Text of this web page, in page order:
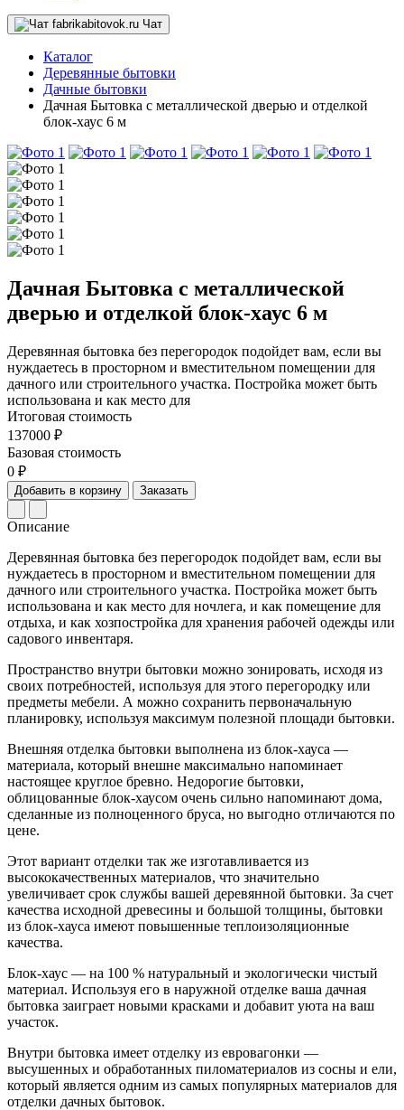
Чат
Каталог
Деревянные бытовки
Дачные бытовки
Дачная Бытовка с металлической дверью и отделкой
блок-хаус 6 м
Дачная Бытовка с металлической
дверью и отделкой блок-хаус 6 м
Деревянная бытовка без перегородок подойдет вам, если вы
нуждаетесь в просторном и вместительном помещении для
дачного или строительного участка. Постройка может быть
использована и как место для
Итоговая стоимость
137000 ₽
Базовая стоимость
0 ₽
Добавить в корзину Заказать
Описание
Деревянная бытовка без перегородок подойдет вам, если вы
нуждаетесь в просторном и вместительном помещении для
дачного или строительного участка. Постройка может быть
использована и как место для ночлега, и как помещение для
отдыха, и как хозпостройка для хранения рабочей одежды или
садового инвентаря.
Пространство внутри бытовки можно зонировать, исходя из
своих потребностей, используя для этого перегородку или
предметы мебели. А можно сохранить первоначальную
планировку, используя максимум полезной площади бытовки.
Внешняя отделка бытовки выполнена из блок-хауса —
материала, который внешне максимально напоминает
настоящее круглое бревно. Недорогие бытовки,
облицованные блок-хаусом очень сильно напоминают дома,
сделанные из полноценного бруса, но выгодно отличаются по
цене.
Этот вариант отделки так же изготавливается из
высококачественных материалов, что значительно
увеличивает срок службы вашей деревянной бытовки. За счет
качества исходной древесины и большой толщины, бытовки
из блок-хауса имеют повышенные теплоизоляционные
качества.
Блок-хаус — на 100 % натуральный и экологически чистый
материал. Используя его в наружной отделке ваша дачная
бытовка заиграет новыми красками и добавит уюта на ваш
участок.
Внутри бытовка имеет отделку из евровагонки —
высушенных и обработанных пиломатериалов из сосны и ели,
который является одним из самых популярных материалов для
отделки дачных бытовок.